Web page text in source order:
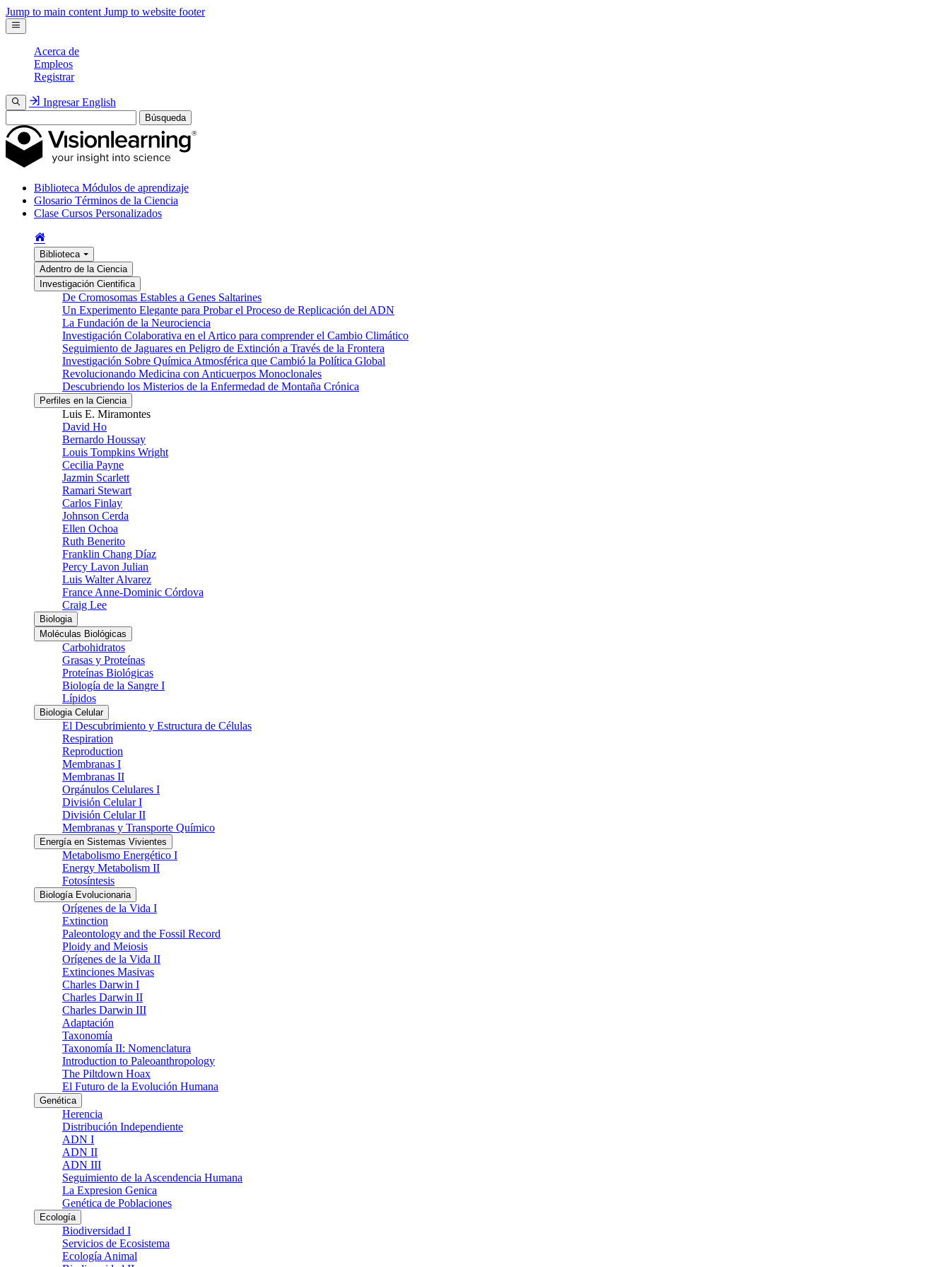
Jump to main content Jump to website footer
Acerca de
Empleos
Registrar
Ingresar English
Búsqueda
Biblioteca Módulos de aprendizaje
Glosario Términos de la Ciencia
Clase Cursos Personalizados
Biblioteca
Adentro de la Ciencia
Investigación Cientifica
De Cromosomas Estables a Genes Saltarines
Un Experimento Elegante para Probar el Proceso de Replicación del ADN
La Fundación de la Neurociencia
Investigación Colaborativa en el Artico para comprender el Cambio Climático
Seguimiento de Jaguares en Peligro de Extinción a Través de la Frontera
Investigación Sobre Química Atmosférica que Cambió la Política Global
Revolucionando Medicina con Anticuerpos Monoclonales
Descubriendo los Misterios de la Enfermedad de Montaña Crónica
Perfiles en la Ciencia
Luis E. Miramontes
David Ho
Bernardo Houssay
Louis Tompkins Wright
Cecilia Payne
Jazmin Scarlett
Ramari Stewart
Carlos Finlay
Johnson Cerda
Ellen Ochoa
Ruth Benerito
Franklin Chang Díaz
Percy Lavon Julian
Luis Walter Alvarez
France Anne-Dominic Córdova
Craig Lee
Biologia
Moléculas Biológicas
Carbohidratos
Grasas y Proteínas
Proteínas Biológicas
Biología de la Sangre I
Lípidos
Biologia Celular
El Descubrimiento y Estructura de Células
Respiration
Reproduction
Membranas I
Membranas II
Orgánulos Celulares I
División Celular I
División Celular II
Membranas y Transporte Químico
Energía en Sistemas Vivientes
Metabolismo Energético I
Energy Metabolism II
Fotosíntesis
Biología Evolucionaria
Orígenes de la Vida I
Extinction
Paleontology and the Fossil Record
Ploidy and Meiosis
Orígenes de la Vida II
Extinciones Masivas
Charles Darwin I
Charles Darwin II
Charles Darwin III
Adaptación
Taxonomía
Taxonomía II: Nomenclatura
Introduction to Paleoanthropology
The Piltdown Hoax
El Futuro de la Evolución Humana
Genética
Herencia
Distribución Independiente
ADN I
ADN II
ADN III
Seguimiento de la Ascendencia Humana
La Expresion Genica
Genética de Poblaciones
Ecología
Biodiversidad I
Servicios de Ecosistema
Ecología Animal